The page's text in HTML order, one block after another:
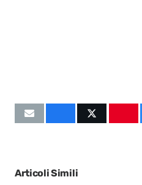
Articoli Simili